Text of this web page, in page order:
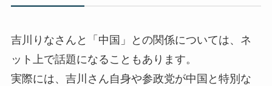
吉川りなさんと「中国」との関係については、ネ
ット上で話題になることもあります。
実際には、吉川さん自身や参政党が中国と特別な